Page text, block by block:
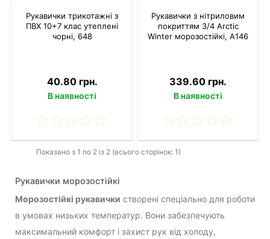
Рукавички трикотажні з
ПВХ 10+7 клас утеплені
чорні, 648
40.80 грн.
В наявності
Рукавички з нітриловим
покриттям 3/4 Arctic
Winter морозостійкі, A146
339.60 грн.
В наявності
Показано з 1 по 2 із 2 (всього сторінок: 1)
Рукавички морозостійкі
Морозостійкі рукавички створені спеціально для роботи
в умовах низьких температур. Вони забезпечують
максимальний комфорт і захист рук від холоду,